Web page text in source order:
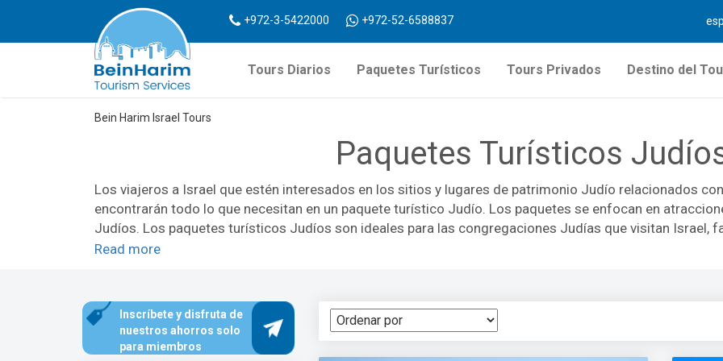
+972-3-5422000 +972-52-6588837
Tours Diarios Paquetes Turísticos Tours Privados Destino del
Bein Harim Israel Tours
Paquetes Turísticos
Los viajeros a Israel que estén interesados en los sitios y lugares de patrimonio Judío relacionados
encontrarán todo lo que necesitan en un paquete turístico Judío. Los paquetes se enfocan en
Judíos. Los paquetes turísticos Judíos son ideales para las congregaciones Judías que visitan Israel,
aquellos que rastrean sus raíces Judías. Los paquetes turísticos incluyen un servicio de recogida y
pequeños o como un paquete turístico privado donde su itinerario está hecho a medida solo para
descubrirás en los paquetes turísticos Judíos, lugares que probablemente habría perdido si viaja solo.
ciudad excavada de 3.000 años debajo de la superficie de Jerusalén. Los viajeros en paquetes
Read more
Inscríbete y disfruta de
nuestros ahorros solo
para miembros